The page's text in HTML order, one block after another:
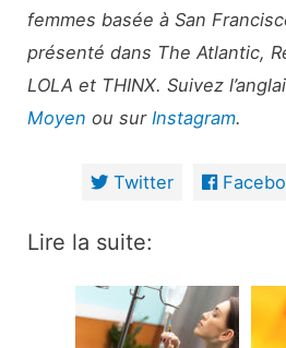
femmes basée à San
présenté dans The Atlantic,
LOLA et THINX. Suivez
Moyen ou surInstagram.
Twitter
Lire la suite: